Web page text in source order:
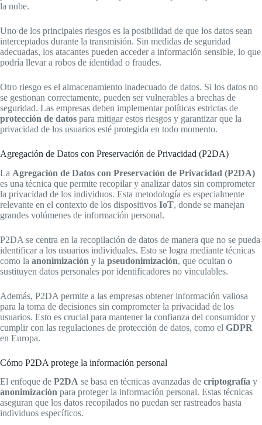
la nube.
Uno de los principales riesgos es la posibilidad de que los datos sean
interceptados durante la transmisión. Sin medidas de seguridad
adecuadas, los atacantes pueden acceder a información sensible, lo que
podría llevar a robos de identidad o fraudes.
Otro riesgo es el almacenamiento inadecuado de datos. Si los datos no
se gestionan correctamente, pueden ser vulnerables a brechas de
seguridad. Las empresas deben implementar políticas estrictas de
protección de datos para mitigar estos riesgos y garantizar que la
privacidad de los usuarios esté protegida en todo momento.
Agregación de Datos con Preservación de Privacidad (P2DA)
La Agregación de Datos con Preservación de Privacidad (P2DA)
es una técnica que permite recopilar y analizar datos sin comprometer
la privacidad de los individuos. Esta metodología es especialmente
relevante en el contexto de los dispositivos IoT, donde se manejan
grandes volúmenes de información personal.
P2DA se centra en la recopilación de datos de manera que no se pueda
identificar a los usuarios individuales. Esto se logra mediante técnicas
como la anonimización y la pseudonimización, que ocultan o
sustituyen datos personales por identificadores no vinculables.
Además, P2DA permite a las empresas obtener información valiosa
para la toma de decisiones sin comprometer la privacidad de los
usuarios. Esto es crucial para mantener la confianza del consumidor y
cumplir con las regulaciones de protección de datos, como el GDPR
en Europa.
Cómo P2DA protege la información personal
El enfoque de P2DA se basa en técnicas avanzadas de criptografía y
anonimización para proteger la información personal. Estas técnicas
aseguran que los datos recopilados no puedan ser rastreados hasta
individuos específicos.